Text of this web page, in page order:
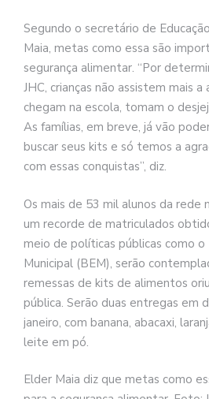
Segundo o secretário de
Maia, metas como essa são
segurança alimentar. “Por
JHC, crianças não assistem mais
chegam na escola, tomam o
As famílias, em breve, já vão
buscar seus kits e só temos a
com essas conquistas”, diz.
Os mais de 53 mil alunos da rede
um recorde de matriculados
meio de políticas públicas como o
Municipal (BEM), serão
remessas de kits de alimentos
pública. Serão duas entregas em
janeiro, com banana, abacaxi,
leite em pó.
Elder Maia diz que metas como